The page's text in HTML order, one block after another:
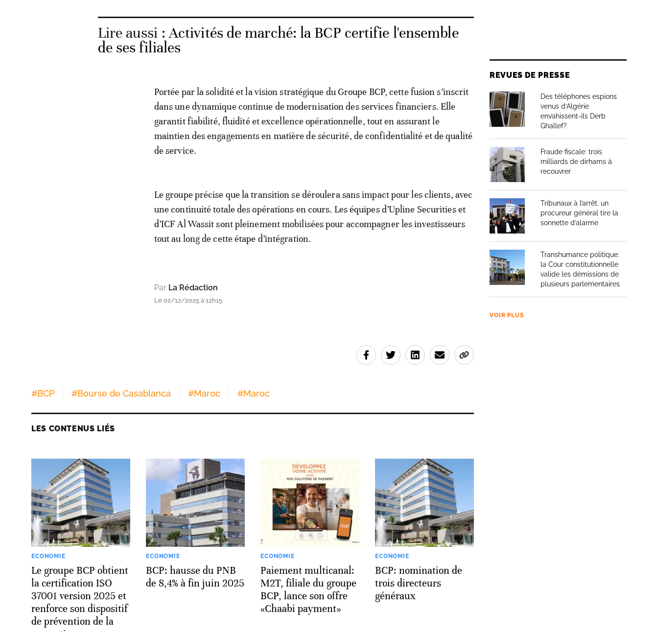
Lire aussi :Activités de marché: la BCP certifie l'ensemble
de ses filiales
Portée par la solidité et la vision stratégique du Groupe BCP, cette fusion s’inscrit
dans une dynamique continue de modernisation des services financiers. Elle
garantit fiabilité, fluidité et excellence opérationnelle, tout en assurant le
maintien des engagements en matière de sécurité, de confidentialité et de qualité
de service.
Le groupe précise que la transition se déroulera sans impact pour les clients, avec
une continuité totale des opérations en cours. Les équipes d’Upline Securities et
d’ICF Al Wassit sont pleinement mobilisées pour accompagner les investisseurs
tout au long de cette étape d’intégration.
Par La Rédaction
Le 02/12/2025 à 12h15
#BCP #Bourse de Casablanca #Maroc #Maroc
LES CONTENUS LIÉS
ECONOMIE
Le groupe BCP obtient
la certification ISO
37001 version 2025 et
renforce son dispositif
de prévention de la
ECONOMIE
BCP: hausse du PNB
de 8,4% à fin juin 2025
ECONOMIE
Paiement multicanal:
M2T, filiale du groupe
BCP, lance son offre
«Chaabi payment»
ECONOMIE
BCP: nomination de
trois directeurs
généraux
REVUES DE PRESSE
Des téléphones espions
venus d’Algérie
envahissent-ils Derb
Ghallef?
Fraude fiscale: trois
milliards de dirhams à
recouvrer
Tribunaux à l’arrêt: un
procureur général tire la
sonnette d’alarme
Transhumance politique:
la Cour constitutionnelle
valide les démissions de
plusieurs parlementaires
VOIR PLUS